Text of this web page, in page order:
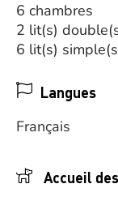
6 chambres
2 lit(s)
6 lit(s)
Langues
Français
Accueil